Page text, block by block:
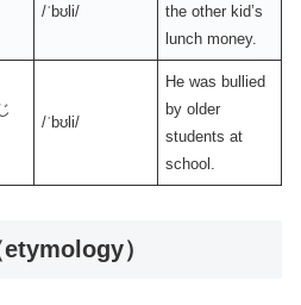
/ˈbʊli/
the other kid’s
lunch money.
/ˈbʊli/
He was bullied
by older
students at
school.
）